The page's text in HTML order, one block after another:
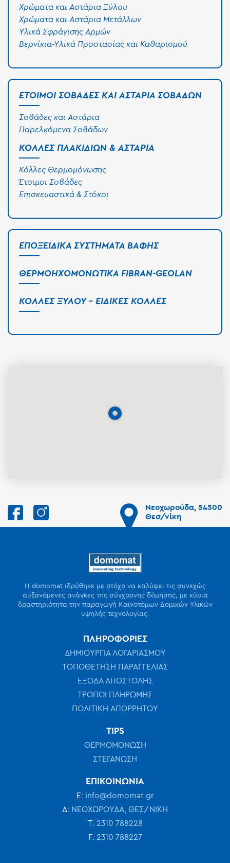
Χρώματα και Αστάρια Ξύλου
Χρώματα και Αστάρια Μετάλλων
Υλικά Σφράγισης Αρμών
Βερνίκια-Υλικά Προστασίας και Καθαρισμού
ΈΤΟΙΜΟΙ ΣΟΒΆΔΕΣ ΚΑΙ ΑΣΤΆΡΙΑ ΣΟΒΆΔΩΝ
Σοβάδες και Αστάρια
Παρελκόμενα Σοβάδων
ΚΌΛΛΕΣ ΠΛΑΚΙΔΊΩΝ & ΑΣΤΆΡΙΑ
Κόλλες Θερμομόνωσης
Έτοιμοι Σοβάδες
Επισκευαστικά & Στόκοι
ΕΠΟΞΕΙΔΙΚΆ ΣΥΣΤΉΜΑΤΑ ΒΑΦΉΣ
ΘΕΡΜΟΗΧΟΜΟΝΩΤΙΚΆ FIBRAN-GEOLAN
ΚΌΛΛΕΣ ΞΎΛΟΥ - ΕΙΔΙΚΈΣ ΚΌΛΛΕΣ
Νεοχωρούδα, 54500
Θεσ/νίκη
Η domomat ιδρύθηκε με στόχο να καλύψει τις συνεχώς
αυξανόμενες ανάγκες της σύγχρονης δόμησης, με κύρια
δραστηριότητα την παραγωγή Καινοτόμων Δομικών Υλικών
υψηλής τεχνολογίας.
ΠΛΗΡΟΦΟΡΙΕΣ
ΔΗΜΙΟΥΡΓΙΑ ΛΟΓΑΡΙΑΣΜΟΥ
ΤΟΠΟΘΕΤΗΣΗ ΠΑΡΑΓΓΕΛΙΑΣ
ΕΞΟΔΑ ΑΠΟΣΤΟΛΗΣ
ΤΡΟΠΟΙ ΠΛΗΡΩΜΗΣ
ΠΟΛΙΤΙΚΗ ΑΠΟΡΡΗΤΟΥ
TIPS
ΘΕΡΜΟΜΟΝΩΣΗ
ΣΤΕΓΑΝΩΣΗ
ΕΠΙΚΟΙΝΩΝΙΑ
Ε: info@domomat.gr
Δ: ΝΕΟΧΩΡΟΥΔΑ, ΘΕΣ/ΝΙΚΗ
Τ: 2310 788228
F: 2310 788227